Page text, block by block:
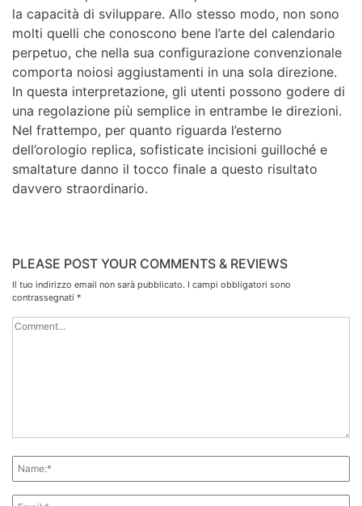
la capacità di sviluppare. Allo stesso modo, non sono
molti quelli che conoscono bene l’arte del calendario
perpetuo, che nella sua configurazione convenzionale
comporta noiosi aggiustamenti in una sola direzione.
In questa interpretazione, gli utenti possono godere di
una regolazione più semplice in entrambe le direzioni.
Nel frattempo, per quanto riguarda l’esterno
dell’orologio replica, sofisticate incisioni guilloché e
smaltature danno il tocco finale a questo risultato
davvero straordinario.
PLEASE POST YOUR COMMENTS & REVIEWS
Il tuo indirizzo email non sarà pubblicato. I campi obbligatori sono
contrassegnati *